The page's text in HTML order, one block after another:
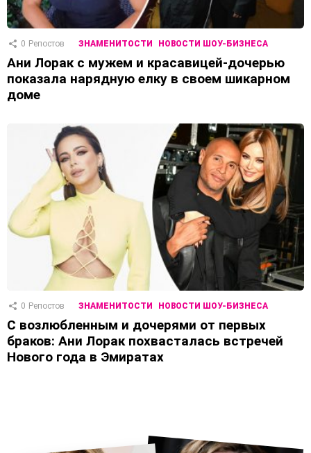
0 Репостов ЗНАМЕНИТОСТИ НОВОСТИ ШОУ-БИЗНЕСА
Ани Лорак с мужем и красавицей-дочерью
показала нарядную елку в своем шикарном
доме
0 Репостов ЗНАМЕНИТОСТИ НОВОСТИ ШОУ-БИЗНЕСА
С возлюбленным и дочерями от первых
браков: Ани Лорак похвасталась встречей
Нового года в Эмиратах